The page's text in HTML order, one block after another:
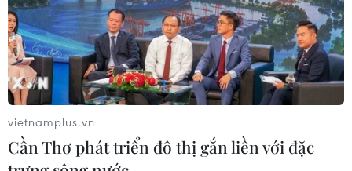
TIN CÙNG CHUYÊN MỤC
vietnamplus.vn
Cần Thơ phát triển đô thị gắn liền với đặc